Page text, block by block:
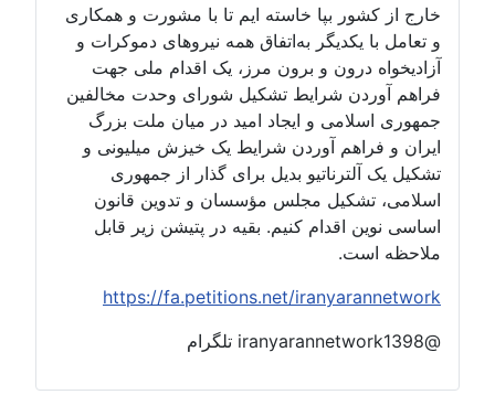
خارج از کشور بپا خاسته ایم تا با مشورت و همکاری
و تعامل با یکدیگر به‌اتفاق همه نیروهای دموکرات و
آزادیخواه درون و برون مرز، یک اقدام ملی جهت
فراهم آوردن شرایط تشکیل شورای وحدت مخالفین
جمهوری اسلامی و ایجاد امید در میان ملت بزرگ
ایران و فراهم آوردن شرایط یک خیزش میلیونی و
تشکیل یک آلترناتیو بدیل برای گذار از جمهوری
اسلامی، تشکیل مجلس مؤسسان و تدوین قانون
اساسی نوین اقدام کنیم. بقیه در پتیشن زیر قابل
ملاحظه است.
https://fa.petitions.net/iranyarannetwork
@iranyarannetwork1398 تلگرام